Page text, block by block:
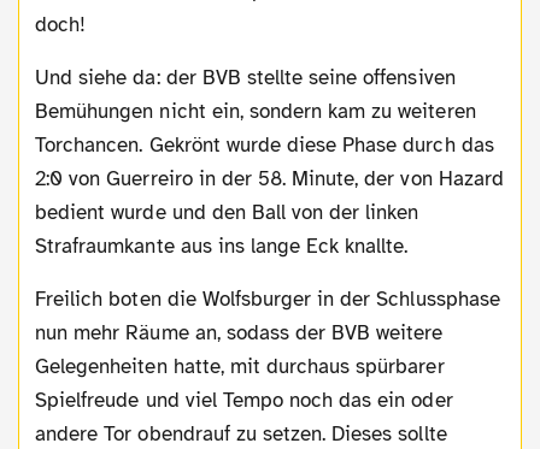
doch!
Und siehe da: der BVB stellte seine offensiven
Bemühungen nicht ein, sondern kam zu weiteren
Torchancen. Gekrönt wurde diese Phase durch das
2:0 von Guerreiro in der 58. Minute, der von Hazard
bedient wurde und den Ball von der linken
Strafraumkante aus ins lange Eck knallte.
Freilich boten die Wolfsburger in der Schlussphase
nun mehr Räume an, sodass der BVB weitere
Gelegenheiten hatte, mit durchaus spürbarer
Spielfreude und viel Tempo noch das ein oder
andere Tor obendrauf zu setzen. Dieses sollte